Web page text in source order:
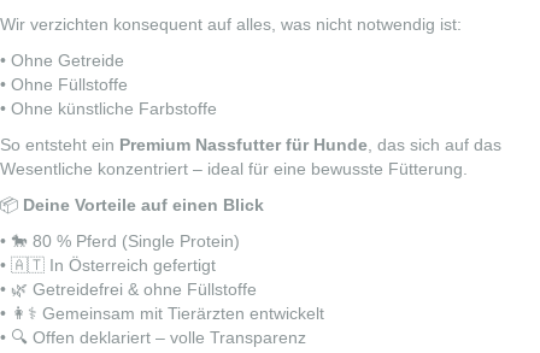
Wir verzichten konsequent auf alles, was nicht notwendig ist:
• Ohne Getreide
• Ohne Füllstoffe
• Ohne künstliche Farbstoffe
So entsteht ein Premium Nassfutter für Hunde , das sich auf das
Wesentliche konzentriert – ideal für eine bewusste Fütterung.
📦 Deine Vorteile auf einen Blick
• 🐎 80 % Pferd (Single Protein)
• 🇦🇹 In Österreich gefertigt
• 🌿 Getreidefrei & ohne Füllstoffe
• 👩⚕️ Gemeinsam mit Tierärzten entwickelt
• 🔍 Offen deklariert – volle Transparenz